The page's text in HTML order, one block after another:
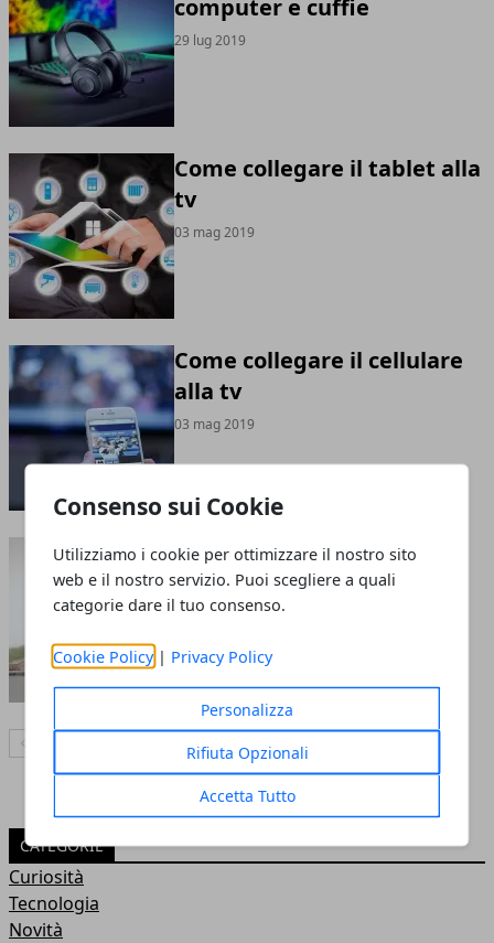
Consenso sui Cookie
Utilizziamo i cookie per ottimizzare il nostro sito
web e il nostro servizio. Puoi scegliere a quali
categorie dare il tuo consenso.
Cookie Policy | Privacy Policy
Personalizza
Rifiuta Opzionali
Accetta Tutto
computer e cuffie
29 lug 2019
Come collegare il tablet alla
tv
03 mag 2019
Come collegare il cellulare
alla tv
03 mag 2019
Fare gli addominali fa
dimagrire la pancia? Video
verità
30 apr 2019
Articolo Precedente
CATEGORIE
Curiosità
Tecnologia
Novità